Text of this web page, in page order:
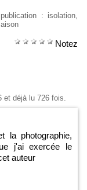
: isolation,
Notez
et déjà lu 726 fois.
la photographie,
j'ai exercée le
auteur